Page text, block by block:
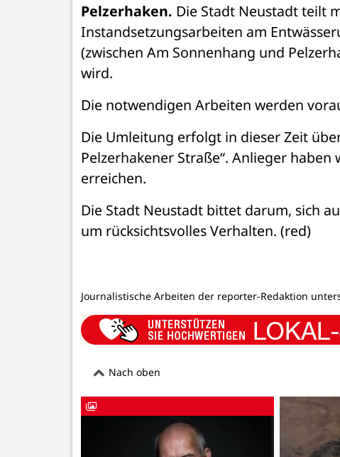
Pelzerhaken. Die Stadt Neustadt teilt
Instandsetzungsarbeiten am
(zwischen Am Sonnenhang und
wird.
Die notwendigen Arbeiten werden
Die Umleitung erfolgt in dieser Zeit
Pelzerhakener Straße“. Anlieger
erreichen.
Die Stadt Neustadt bittet darum, sich
um rücksichtsvolles Verhalten. (red)
Journalistische Arbeiten der reporter-Redaktion
Nach oben